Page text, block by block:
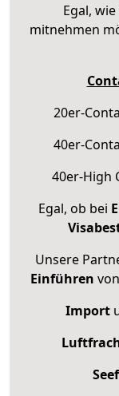
Egal,
mitnehmen
20er-
40er-
40er-High
Egal, ob bei
Unsere
Einführen von
Import